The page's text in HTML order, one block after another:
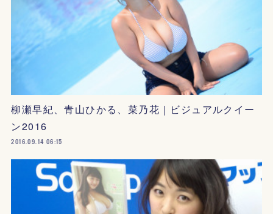
柳瀬早紀、青山ひかる、菜乃花｜ビジュアルクイー
ン2016
2016.09.14 06:15